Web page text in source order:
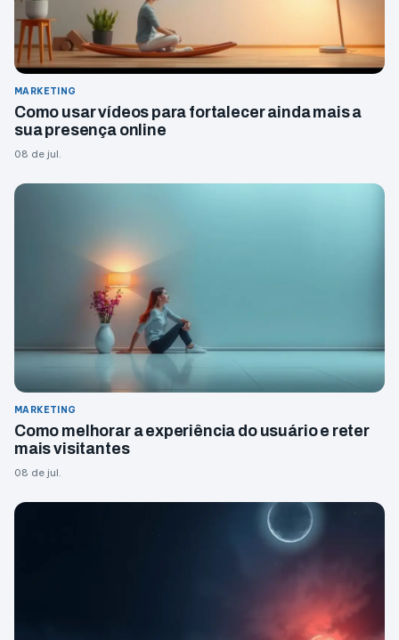
MARKETING
Como usar vídeos para fortalecer ainda mais a
sua presença online
08 de jul.
MARKETING
Como melhorar a experiência do usuário e reter
mais visitantes
08 de jul.